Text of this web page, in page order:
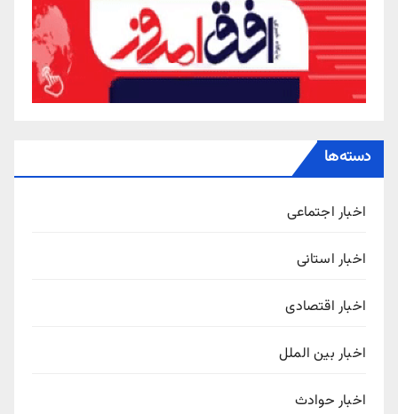
دسته‌ها
اخبار اجتماعی
اخبار استانی
اخبار اقتصادی
اخبار بین الملل
اخبار حوادث